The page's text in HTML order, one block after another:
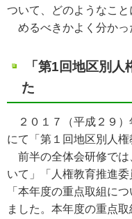
ついて、どのようなこ
めるべきかよく分かっ
「第1回地区別
た
２０１７（平成２９）
にて「第１回地区別人権
前半の全体会研修では
いて」「人権教育推進委
「本年度の重点取組に
ました。本年度の重点